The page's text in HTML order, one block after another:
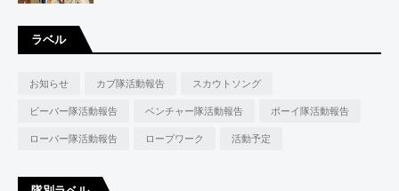
ラベル
お知らせ カブ隊活動報告
スカウトソング
ビーバー隊活動報告
ベンチャー隊活動報告
ボーイ隊活動報告
ローバー隊活動報告
ロープワーク 活動予定